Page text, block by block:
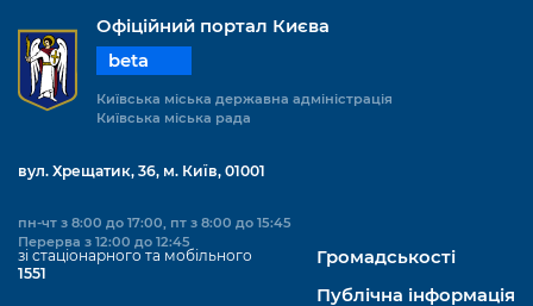
Офіційний портал Києва
beta
Київська міська державна адміністрація
Київська міська рада
вул. Хрещатик, 36, м. Київ, 01001
пн-чт з 8:00 до 17:00, пт з 8:00 до 15:45
Перерва з 12:00 до 12:45
зі стаціонарного та мобільного
1551
Громадськості
Публічна інформація